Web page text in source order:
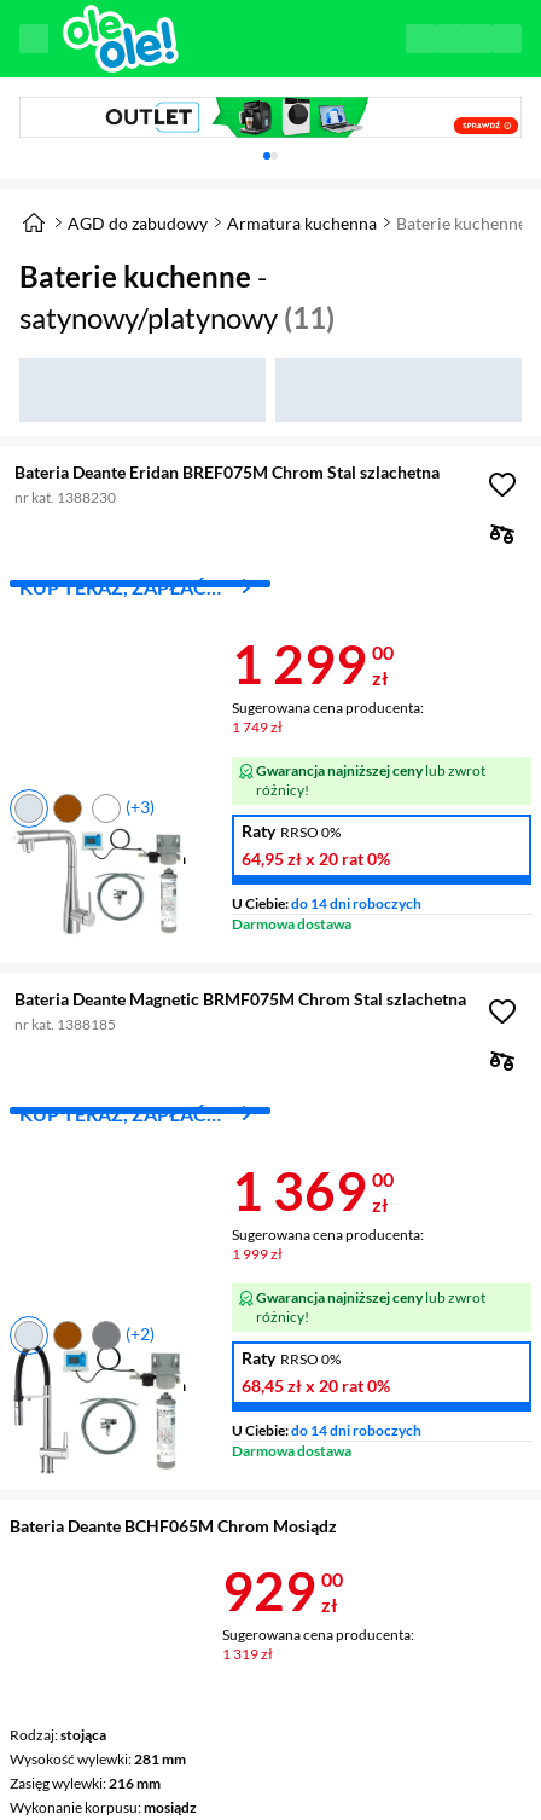
Karuzela z banerami, aktualny element 1 z
AGD do zabudowy Armatura kuchenna Baterie kuchenne
Baterie kuchenne -
satynowy/platynowy (11)
Bateria Deante Eridan BREF075M Chrom Stal szlachetna
nr kat. 1388230
KUP TERAZ, ZAPŁAĆ
(+3)
Rodzaj stojąca
Wysokość wylewki
285 mm
Zasięg wylewki 213 mm
Wykonanie korpusu
stal
szlachetna
Cena 1 299
1 299 00
zł
Sugerowana cena producenta:
1 749 zł
Gwarancja najniższej cenylub zwrot
różnicy!
Raty RRSO 0%
64,95 złx 20 rat0%
U Ciebie:do 14 dni roboczych
Darmowa dostawa
Bateria Deante Magnetic BRMF075M Chrom Stal szlachetna
nr kat. 1388185
KUP TERAZ, ZAPŁAĆ
(+2)
Rodzaj
stojąca
Wysokość wylewki
217 mm
Zasięg wylewki 225 mm
Wykonanie korpusu
stal
szlachetna
Cena 1 369
1 369 00
zł
Sugerowana cena producenta:
1 999 zł
Gwarancja najniższej cenylub zwrot
różnicy!
Raty RRSO 0%
68,45 złx 20 rat0%
U Ciebie:do 14 dni roboczych
Darmowa dostawa
Bateria Deante BCHF065M Chrom Mosiądz
Rodzaj stojąca
Wysokość wylewki 281 mm
Zasięg wylewki 216 mm
Wykonanie korpusu mosiądz
Cena 929 zł
929 00
zł
Sugerowana cena producenta:
1 319 zł